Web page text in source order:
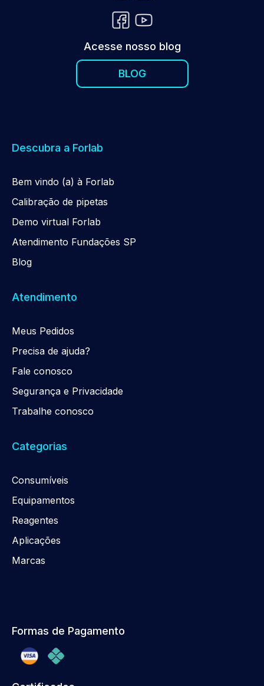
Acesse nosso blog
BLOG
Descubra a Forlab
Bem vindo (a) à Forlab
Calibração de pipetas
Demo virtual Forlab
Atendimento Fundações SP
Blog
Atendimento
Meus Pedidos
Precisa de ajuda?
Fale conosco
Segurança e Privacidade
Trabalhe conosco
Categorias
Consumíveis
Equipamentos
Reagentes
Aplicações
Marcas
Formas de Pagamento